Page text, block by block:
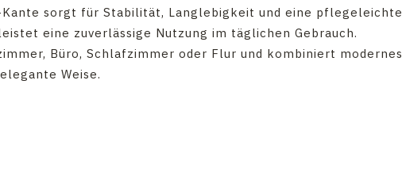
sorgt für Stabilität, Langlebigkeit und eine pflegeleichte
eine zuverlässige Nutzung im täglichen Gebrauch.
Büro, Schlafzimmer oder Flur und kombiniert modernes
Weise.